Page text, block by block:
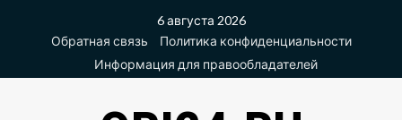
содержимому
6 августа 2026
Обратная связь
Политика конфиденциальности
Информация для правообладателей